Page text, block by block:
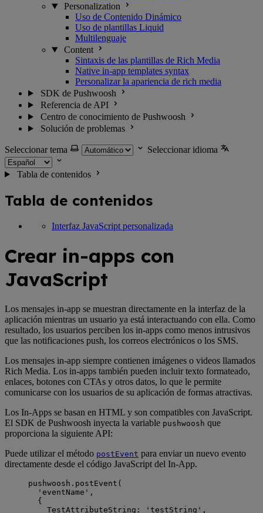
Personalization
Uso de Contenido Dinámico
Uso de plantillas Liquid
Multilenguaje
Content
Sintaxis de las plantillas de Rich Media
Native in-app templates syntax
Personalizar la apariencia de rich media
SDK de Pushwoosh
Referencia de API
Centro de conocimiento de Pushwoosh
Solución de problemas
Seleccionar tema Seleccionar idioma
Tabla de contenidos
Tabla de contenidos
Interfaz JavaScript personalizada
Crear in-apps con
JavaScript
Los mensajes in-app se muestran directamente en la interfaz de la
aplicación mientras un usuario ya está interactuando con ella. Como
resultado, los usuarios perciben los in-apps como menos intrusivos
que las notificaciones push, los correos electrónicos o los SMS.
Los mensajes in-app siempre contienen imágenes o videos llamados
Rich Media. Los in-apps también pueden incluir texto formateado,
enlaces, botones con CTAs y otros datos, lo que le permite
comunicarse con los usuarios de su aplicación de formas atractivas.
Los In-Apps se basan en HTML y son compatibles con JavaScript.
El SDK de Pushwoosh inyecta la variable pushwoosh que
proporciona la siguiente API:
Puede utilizar el método postEvent para enviar un nuevo evento
directamente desde el código JavaScript del In-App.
pushwoosh . postEvent (
' eventName ' ,
{
TestAttributeString:
' testString ' ,